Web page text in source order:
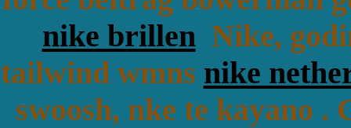
nike brillenNike,
tailwind wmns nike
swoosh, nke te kayano .